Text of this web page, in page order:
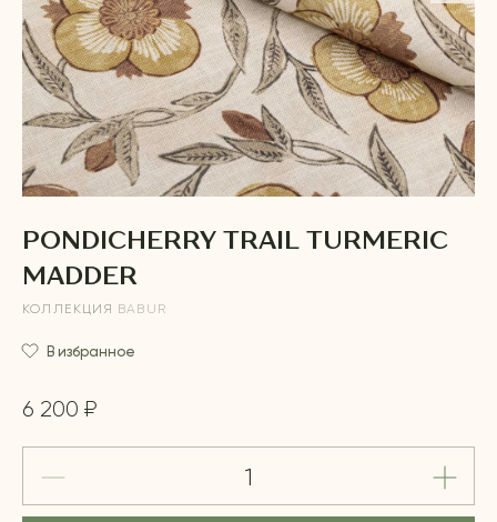
PONDICHERRY TRAIL TURMERIC
MADDER
КОЛЛЕКЦИЯ BABUR
В избранное
6 200 ₽